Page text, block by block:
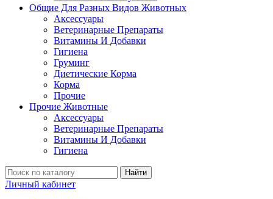
Общие Для Разных Видов Животных
Аксессуары
Ветеринарные Препараты
Витамины И Добавки
Гигиена
Груминг
Диетические Корма
Корма
Прочие
Прочие Животные
Аксессуары
Ветеринарные Препараты
Витамины И Добавки
Гигиена
Найти
Личный кабинет